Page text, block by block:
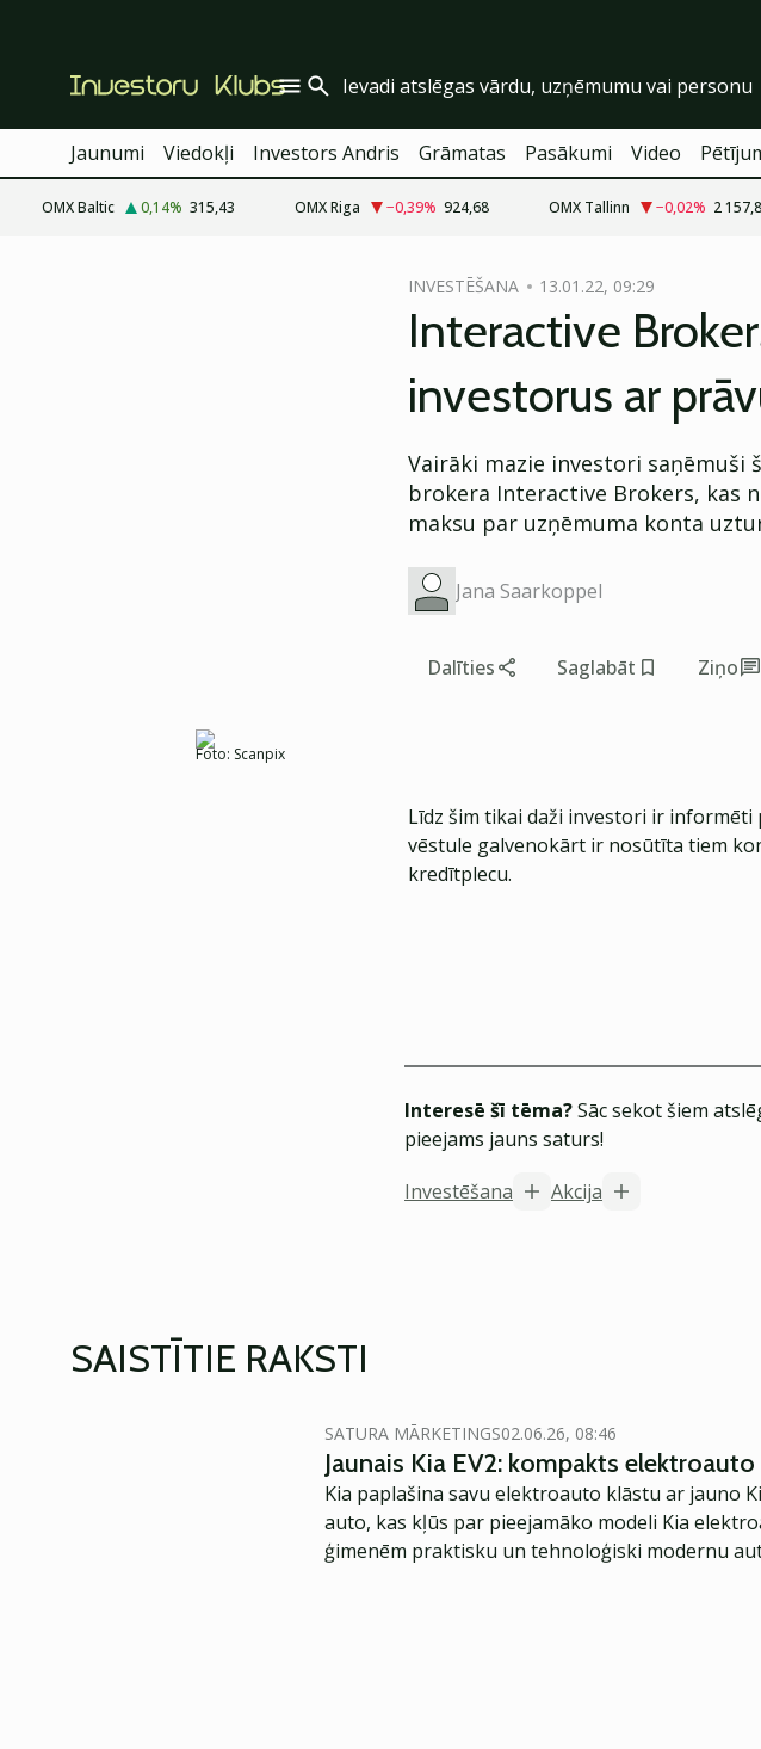
Jaunumi Viedokļi Investors Andris Grāmatas Pasākumi Video
OMX Baltic 0,14% 315,43 OMX Riga −0,39% 924,68 OMX Tallinn −0,02% 2
INVESTĒŠANA 13.01.22, 09:29
Interactive
investorus ar
Vairāki mazie investori saņēmuši
brokera Interactive Brokers, kas
maksu par uzņēmuma konta
Jana Saarkoppel
Dalīties Saglabāt Ziņo
Foto: Scanpix
Līdz šim tikai daži investori ir informēti
vēstule galvenokārt ir nosūtīta tiem
kredītplecu.
Interesē šī tēma?Sāc sekot šiem
pieejams jauns saturs!
Investēšana
Akcija
SAISTĪTIE RAKSTI
SATURA MĀRKETINGS02.06.26, 08:46
Jaunais Kia EV2: kompakts
Kia paplašina savu elektroauto klāstu ar jauno
auto, kas kļūs par pieejamāko modeli Kia
ģimenēm praktisku un tehnoloģiski modernu